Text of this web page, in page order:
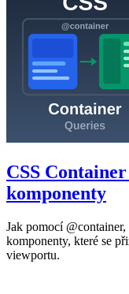
CSS
komponenty
Jak pomocí
komponenty, které se
viewportu.